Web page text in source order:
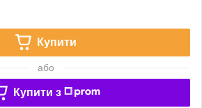
Купити
або
Купити з